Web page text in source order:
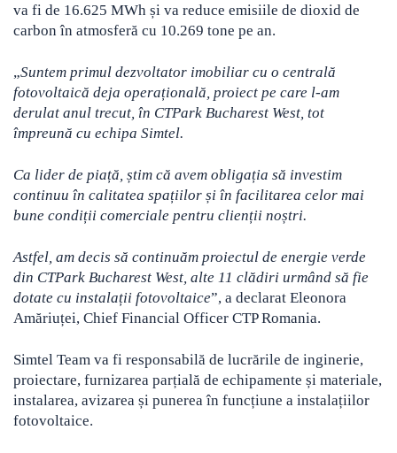
va fi de 16.625 MWh și va reduce emisiile de dioxid de
carbon în atmosferă cu 10.269 tone pe an.
„Suntem primul dezvoltator imobiliar cu o centrală
fotovoltaică deja operațională, proiect pe care l-am
derulat anul trecut, în CTPark Bucharest West, tot
împreună cu echipa Simtel.
Ca lider de piață, știm că avem obligația să investim
continuu în calitatea spațiilor și în facilitarea celor mai
bune condiții comerciale pentru clienții noștri.
Astfel, am decis să continuăm proiectul de energie verde
din CTPark Bucharest West, alte 11 clădiri urmând să fie
dotate cu instalații fotovoltaice”, a declarat Eleonora
Amăriuței, Chief Financial Officer CTP Romania.
Simtel Team va fi responsabilă de lucrările de inginerie,
proiectare, furnizarea parțială de echipamente și materiale,
instalarea, avizarea și punerea în funcțiune a instalațiilor
fotovoltaice.